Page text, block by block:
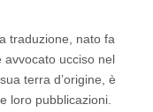
traduzione, nato fa
avvocato ucciso nel
terra d’origine, è
loro pubblicazioni.